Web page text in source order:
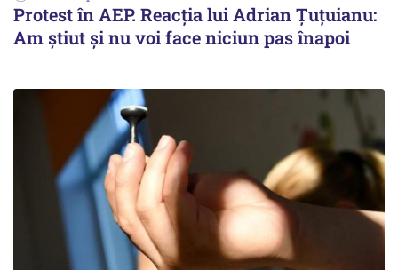
Protest în AEP. Reacția lui Adrian Țuțuianu:
Am știut și nu voi face niciun pas înapoi